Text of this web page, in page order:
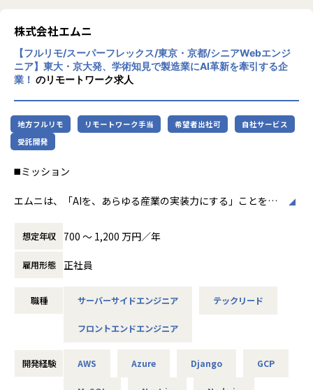
コラボレーション
・顧客からの要望だけではなく、プロダクト価値向上に繋が
る機能開発の提案
【パブリテック事業部 / プロダクトチームの文化】
・パブリテック事業部では、「ビジネスチーム」と「プロダ
クトチーム」があり、双方の得意分野を活かしながら進化を
続けています
・些細なことでも感謝の言葉を伝え合い、また困難には一体
・マネージャーはいますが、上下関係のないフラットな組織
自ら考えるなど、自己管理が求められます
を超えた協力関係を築く文化があります
んの感謝とたくさんの要望に囲まれます
に活かせます
【業務・職場環境の魅力】
が近い。
◼️仕事のやりがい
- Web領域の技術責任者候補として、技術方針や設計判断に
関われる
- AI開発とWeb開発を接続し、顧客に価値が届くプロダクト
として形にできる
- LLM、RAG、画像認識、音声認識などを組み込んだAIアプ
リケーション全体の設計に関われる
- フロントエンド・バックエンド・インフラを横断し、全体
- PM、AIエンジニア、Bizメンバーと連携しながら、プロジ
- 開発プロセス、技術標準、レビュー文化など、開発組織の
- 将来的にVPoE、CTO、エンジニアリングマネージャーなど
- AI機能を組み込んだWebアプリケーション全体のアーキテ
株式会社エムニ
【フルリモ/スーパーフレックス/東京・京都/シニアWebエンジ
ニア】東大・京大発、学術知見で製造業にAI革新を牽引する企
業！ のリモートワーク求人
地方フルリモ リモートワーク手当 希望者出社可
自社サービス
受託開発
◼️ミッション
エムニは、「AIを、あらゆる産業の実装力にする」ことを目
日本の製造業には、熟練者の暗黙知、紙・PDF・図面・帳票
に蓄積された情報、属人的な判断プロセスなど、AIによって
解決できる課題が数多く存在します。
本ポジションでは、AIエンジニアやPM、ビジネスサイドと連
を、ユーザーが実際に使えるWebアプリケーションとして設
単なるWeb開発ではなく、AI技術を実業務に組み込み、顧客
ミッションです。
想定年収 700 〜 1,200 万円／年
雇用形態 正社員
職種 サーバーサイドエンジニア テックリード
フロントエンドエンジニア
開発経験 AWS Azure Django GCP